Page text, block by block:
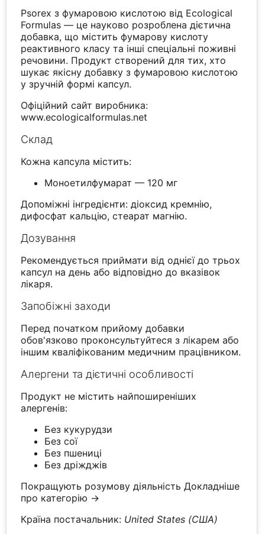
Psorex з фумаровою кислотою від Ecological
Formulas — це науково розроблена дієтична
добавка, що містить фумарову кислоту
реактивного класу та інші спеціальні поживні
речовини. Продукт створений для тих, хто
шукає якісну добавку з фумаровою кислотою
у зручній формі капсул.
Офіційний сайт виробника:
www.ecologicalformulas.net
Склад
Кожна капсула містить:
Моноетилфумарат — 120 мг
Допоміжні інгредієнти: діоксид кремнію,
дифосфат кальцію, стеарат магнію.
Дозування
Рекомендується приймати від однієї до трьох
капсул на день або відповідно до вказівок
лікаря.
Запобіжні заходи
Перед початком прийому добавки
обов'язково проконсультуйтеся з лікарем або
іншим кваліфікованим медичним працівником.
Алергени та дієтичні особливості
Продукт не містить найпоширеніших
алергенів:
Без кукурудзи
Без сої
Без пшениці
Без дріжджів
Покращують розумову діяльністьДокладніше
про категорію →
Країна постачальник: United States (США)